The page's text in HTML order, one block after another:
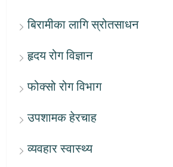
बिरामीका लागि स्रोतसाधन
हृदय रोग विज्ञान
फोक्सो रोग विभाग
उपशामक हेरचाह
व्यवहार स्वास्थ्य